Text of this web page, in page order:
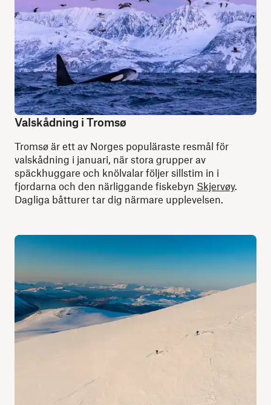
Valskådning i Tromsø
Tromsø är ett av Norges populäraste resmål för
valskådning i januari, när stora grupper av
späckhuggare och knölvalar följer sillstim in i
fjordarna och den närliggande fiskebyn Skjervøy.
Dagliga båtturer tar dig närmare upplevelsen.